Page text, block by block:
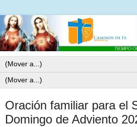
Oración familiar para el
Domingo de Adviento